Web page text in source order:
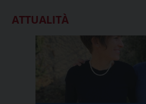
ATTUALITÀ